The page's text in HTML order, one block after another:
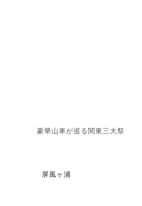
豪華山車が巡る関東三大祭
屏風ヶ浦